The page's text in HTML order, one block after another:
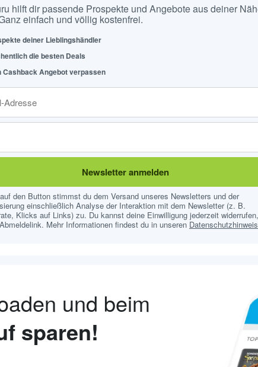
hilft dir passende Prospekte und Angebote aus deiner
einfach und völlig kostenfrei.
deiner Lieblingshändler
die besten Deals
Cashback Angebot verpassen
Newsletter anmelden
den Button stimmst du dem Versand unseres Newsletters und der
einschließlich Analyse der Interaktion mit dem Newsletter (z. B.
Klicks auf Links) zu. Du kannst deine Einwilligung jederzeit
Mehr Informationen findest du in unseren
und beim
sparen!